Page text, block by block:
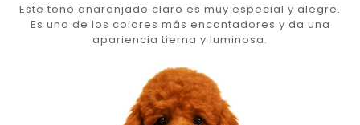
Este tono anaranjado claro es muy especial y alegre.
Es uno de los colores más encantadores y da una
apariencia tierna y luminosa.